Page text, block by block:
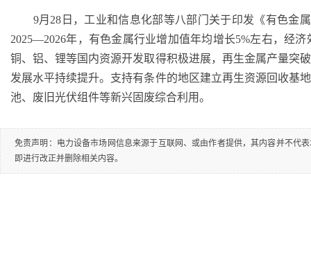
9月28日，工业和信息化部等八部门关于印发《有色金
2025—2026年，有色金属行业增加值年均增长5%左右，经
铜、铝、锂等国内资源开发取得积极进展，再生金属产量突
发展水平持续提升。支持有条件的地区建立再生资源回收基
池、废旧光伏组件等新兴固废综合利用。
免责声明：电力设备市场网信息来源于互联网、或由作者提供，其内容并不代
即进行改正并删除相关内容。